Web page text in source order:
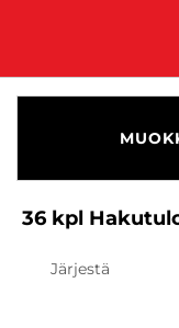
36 kpl
Järjestä